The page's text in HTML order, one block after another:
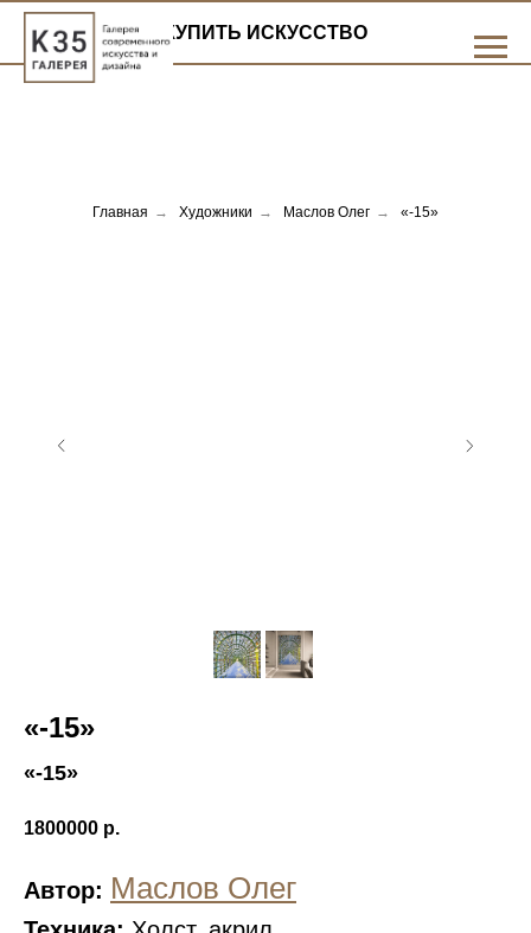
КУПИТЬ ИСКУССТВО
Главная → Художники → Маслов Олег → «-15»
«-15»
«-15»
1800000 р.
Автор: Маслов Олег